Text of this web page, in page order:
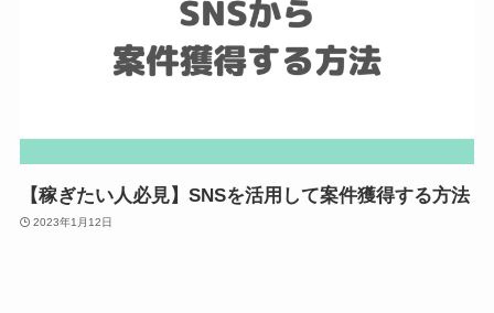
【稼ぎたい人必見】SNSを活用して案件獲得する方法
2023年1月12日